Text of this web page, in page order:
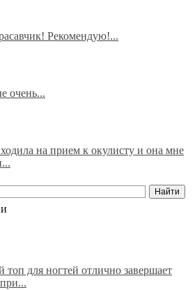
Рекомендую!...
очень...
на прием к окулисту и она мне
для ногтей отлично завершает